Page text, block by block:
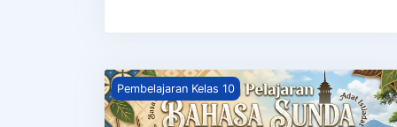
Bahasa Sunda Kelas 10
Pembelajaran Kelas 10